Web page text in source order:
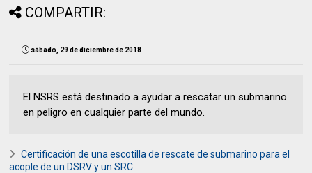
COMPARTIR:
sábado, 29 de diciembre de 2018
El NSRS está destinado a ayudar a rescatar un submarino
en peligro en cualquier parte del mundo.
Certificación de una escotilla de rescate de submarino para el
acople de un DSRV y un SRC